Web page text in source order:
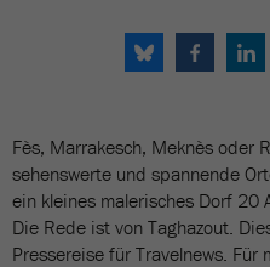
Fès, Marrakesch, Meknès oder
sehenswerte und spannende
ein kleines malerisches Dorf 20
Die Rede ist von Taghazout.
Pressereise für Travelnews. Für